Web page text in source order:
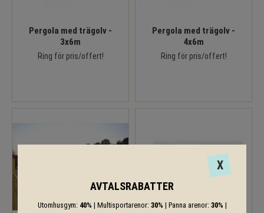
Pergola med trägolv -
3x6m
Ring för pris/offert!
Pergola med trägolv -
4x6m
Ring för pris/offert!
X
AVTALSRABATTER
Utomhusgym: 40% | Multisportarenor: 30% | Panna arenor: 30% |